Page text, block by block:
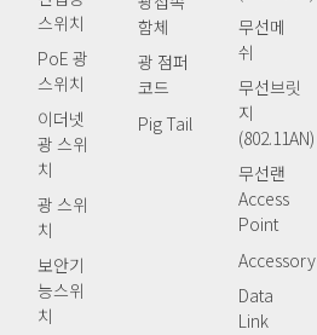
스위치
PoE 광
스위치
이더넷
광 스위
치
광 스위
치
보안기
능스위
치
함체
광 점퍼
코드
Pig Tail
무선메
쉬
무선브릿
지
(802.11AN)
무선랜
Access
Point
Accessory
Data
Link